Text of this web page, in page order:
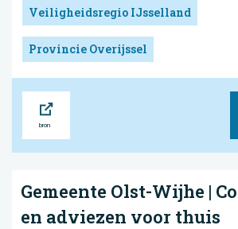
Veiligheidsregio IJsselland
Provincie Overijssel
Gemeente Olst-Wijhe |
en adviezen voor thuis